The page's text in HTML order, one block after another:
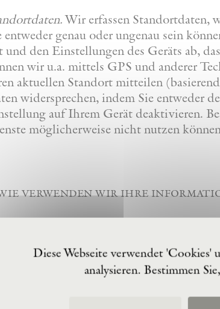
Wir erfassen Standortdaten,
entweder genau oder ungenau sein
und den Einstellungen des Geräts ab,
wir u.a. mittels GPS und anderer
aktuellen Standort mitteilen
widersprechen, indem Sie entweder
auf Ihrem Gerät deaktivieren.
möglicherweise nicht nutzen
verwenden wir ihre
Wir verarbeiten Ihre
unseres Vertrags mit Ihnen, der
Zustimmung basieren.
verwenden die über unsere Website
die im Folgenden
Diese Webseite verwendet 'Cookies'
analysieren. Bestimmen